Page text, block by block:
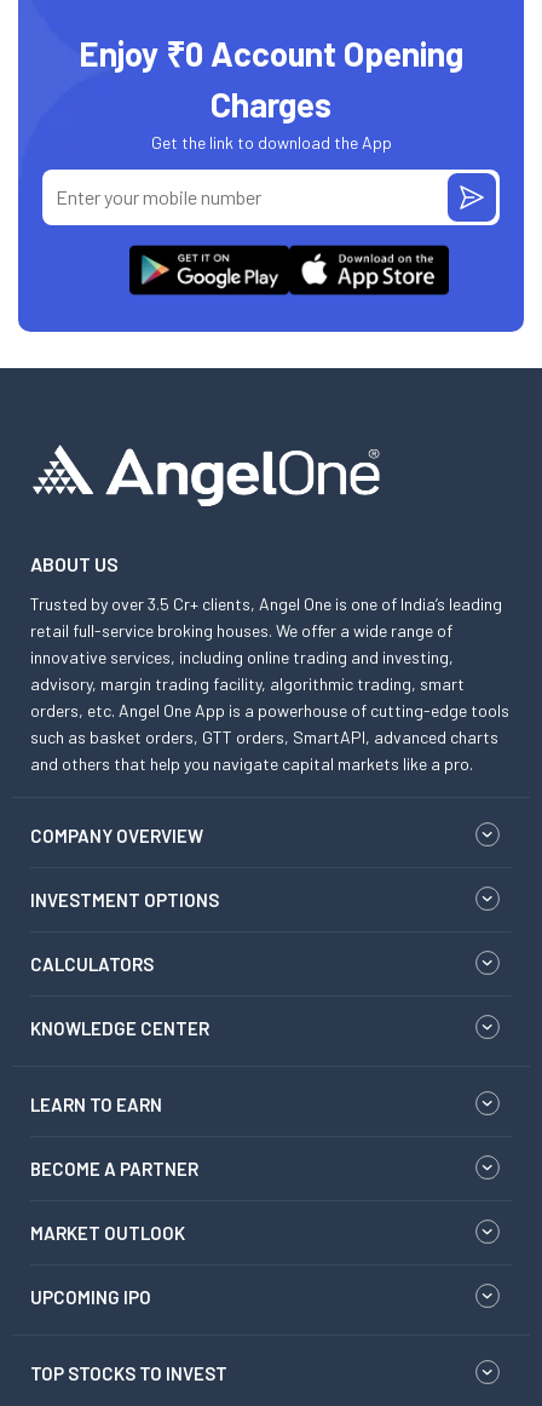
Enjoy ₹0 Account Opening
Charges
Get the link to download the App
ABOUT US
Trusted by over 3.5 Cr+ clients, Angel One is one of India’s leading
retail full-service broking houses. We offer a wide range of
innovative services, including online trading and investing,
advisory, margin trading facility, algorithmic trading, smart
orders, etc. Angel One App is a powerhouse of cutting-edge tools
such as basket orders, GTT orders, SmartAPI, advanced charts
and others that help you navigate capital markets like a pro.
COMPANY OVERVIEW
INVESTMENT OPTIONS
CALCULATORS
KNOWLEDGE CENTER
LEARN TO EARN
BECOME A PARTNER
MARKET OUTLOOK
UPCOMING IPO
TOP STOCKS TO INVEST